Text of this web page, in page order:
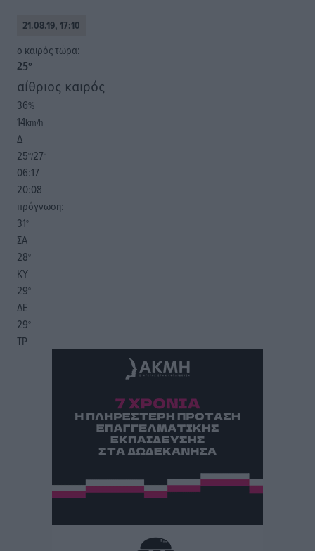
21.08.19, 17:10
o καιρός τώρα:
25°
αίθριος καιρός
36%
14km/h
Δ
25°/27°
06:17
20:08
πρόγνωση:
31°
ΣΑ
28°
ΚΥ
29°
ΔΕ
29°
ΤΡ